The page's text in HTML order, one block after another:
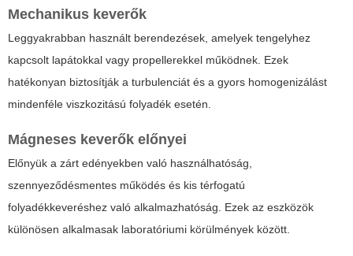
Mechanikus keverők
Leggyakrabban használt berendezések, amelyek tengelyhez
kapcsolt lapátokkal vagy propellerekkel működnek. Ezek
hatékonyan biztosítják a turbulenciát és a gyors homogenizálást
mindenféle viszkozitású folyadék esetén.
Mágneses keverők előnyei
Előnyük a zárt edényekben való használhatóság,
szennyeződésmentes működés és kis térfogatú
folyadékkeveréshez való alkalmazhatóság. Ezek az eszközök
különösen alkalmasak laboratóriumi körülmények között.